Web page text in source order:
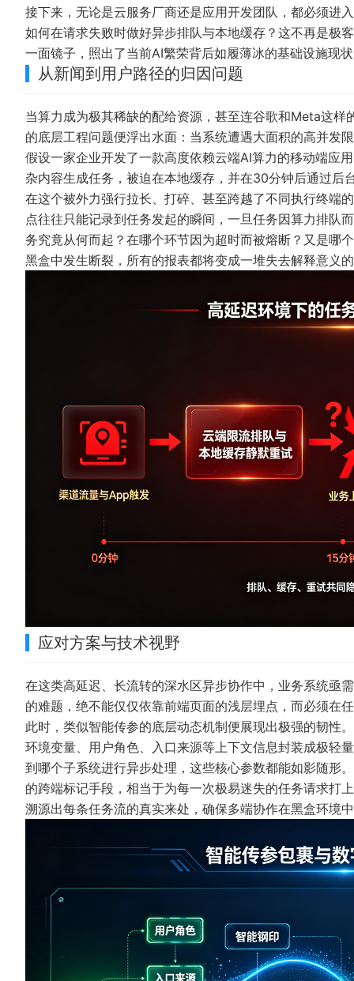
接下来，无论是云服务厂商还是应用开发团队，都必须进
如何在请求失败时做好异步排队与本地缓存？这不再是极
一面镜子，照出了当前AI繁荣背后如履薄冰的基础设施现
从新闻到用户路径的归因问题
当算力成为极其稀缺的配给资源，甚至连谷歌和Meta这
的底层工程问题便浮出水面：当系统遭遇大面积的高并发
假设一家企业开发了一款高度依赖云端AI算力的移动端应
杂内容生成任务，被迫在本地缓存，并在30分钟后通过后
在这个被外力强行拉长、打碎、甚至跨越了不同执行终端
点往往只能记录到任务发起的瞬间，一旦任务因算力排队
务究竟从何而起？在哪个环节因为超时而被熔断？又是哪
黑盒中发生断裂，所有的报表都将变成一堆失去解释意义
应对方案与技术视野
在这类高延迟、长流转的深水区异步协作中，业务系统亟
的难题，绝不能仅仅依靠前端页面的浅层埋点，而必须在
此时，类似智能传参的底层动态机制便展现出极强的韧性
环境变量、用户角色、入口来源等上下文信息封装成极轻
到哪个子系统进行异步处理，这些核心参数都能如影随形
的跨端标记手段，相当于为每一次极易迷失的任务请求打
溯源出每条任务流的真实来处，确保多端协作在黑盒环境